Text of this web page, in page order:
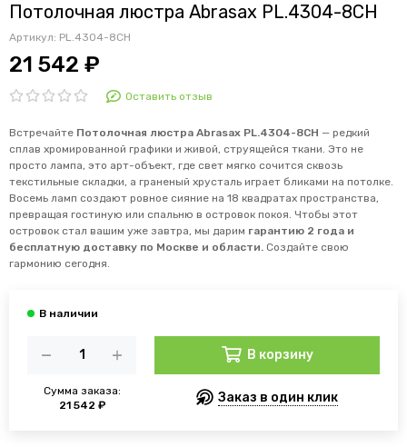
Потолочная люстра Abrasax PL.4304-8CH
Артикул: PL.4304-8CH
21 542 ₽
Оставить отзыв
Встречайте Потолочная люстра Abrasax PL.4304-8CH — редкий
сплав хромированной графики и живой, струящейся ткани. Это не
просто лампа, это арт-объект, где свет мягко сочится сквозь
текстильные складки, а граненый хрусталь играет бликами на потолке.
Восемь ламп создают ровное сияние на 18 квадратах пространства,
превращая гостиную или спальню в островок покоя. Чтобы этот
островок стал вашим уже завтра, мы дарим гарантию 2 года и
бесплатную доставку по Москве и области. Создайте свою
гармонию сегодня.
Сумма заказа:
21 542 ₽
В корзину
Заказ в один клик